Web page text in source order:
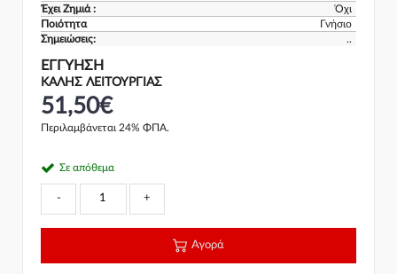
Έχει Ζημιά :
Όχι
Ποιότητα
Γνήσιο
Σημειώσεις:
..
ΕΓΓΎΗΣΗ
ΚΑΛΗΣ ΛΕΙΤΟΥΡΓΙΑΣ
51,50€
Περιλαμβάνεται 24% ΦΠΑ.
Σε απόθεμα
- +
Αγορά